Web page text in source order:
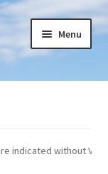
Menu
prices are indicated